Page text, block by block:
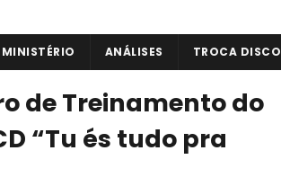
ANÁLISES TROCA DISCO
de Treinamento do
“Tu és tudo pra